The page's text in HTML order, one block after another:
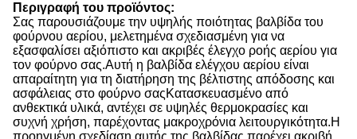
Περιγραφή του προϊόντος:
Σας παρουσιάζουμε την υψηλής ποιότητας βαλβίδα του
φούρνου αερίου, μελετημένα σχεδιασμένη για να
εξασφαλίσει αξιόπιστο και ακριβές έλεγχο ροής αερίου για
τον φούρνο σας.Αυτή η βαλβίδα ελέγχου αερίου είναι
απαραίτητη για τη διατήρηση της βέλτιστης απόδοσης και
ασφάλειας στο φούρνο σαςΚατασκευασμένο από
ανθεκτικά υλικά, αντέχει σε υψηλές θερμοκρασίες και
συχνή χρήση, παρέχοντας μακροχρόνια λειτουργικότητα.Η
προηγμένη σχεδίαση αυτής της βαλβίδας παρέχει ακριβή